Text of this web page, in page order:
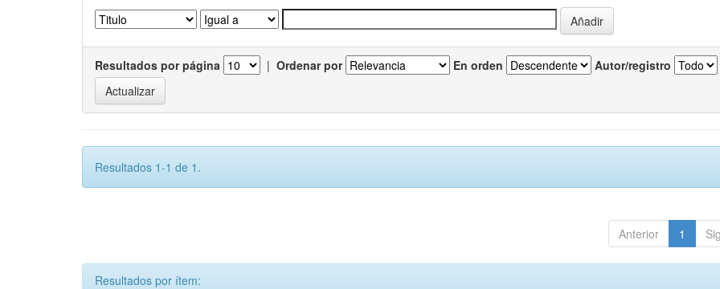
Resultados por página | Ordenar por En orden Autor/registro
Resultados 1-1 de 1.
Anterior 1
Resultados por ítem: